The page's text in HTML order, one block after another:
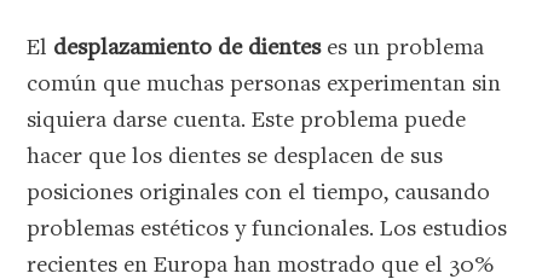
El desplazamiento de dienteses un problema
común que muchas personas experimentan sin
siquiera darse cuenta. Este problema puede
hacer que los dientes se desplacen de sus
posiciones originales con el tiempo, causando
problemas estéticos y funcionales. Los estudios
recientes en Europa han mostrado que el 30%